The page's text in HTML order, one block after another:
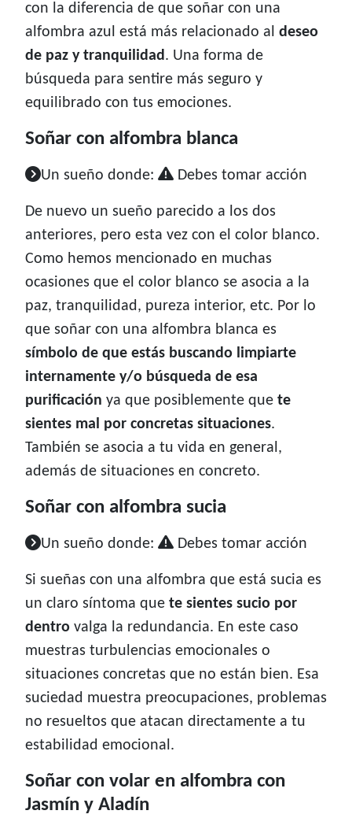
con la diferencia de que soñar con una
alfombra azul está más relacionado al deseo
de paz y tranquilidad. Una forma de
búsqueda para sentire más seguro y
equilibrado con tus emociones.
Soñar con alfombra blanca
Un sueño donde: Debes tomar acción
De nuevo un sueño parecido a los dos
anteriores, pero esta vez con el color blanco.
Como hemos mencionado en muchas
ocasiones que el color blanco se asocia a la
paz, tranquilidad, pureza interior, etc. Por lo
que soñar con una alfombra blanca es
símbolo de que estás buscando limpiarte
internamente y/o búsqueda de esa
purificación ya que posiblemente que te
sientes mal por concretas situaciones.
También se asocia a tu vida en general,
además de situaciones en concreto.
Soñar con alfombra sucia
Un sueño donde: Debes tomar acción
Si sueñas con una alfombra que está sucia es
un claro síntoma que te sientes sucio por
dentro valga la redundancia. En este caso
muestras turbulencias emocionales o
situaciones concretas que no están bien. Esa
suciedad muestra preocupaciones, problemas
no resueltos que atacan directamente a tu
estabilidad emocional.
Soñar con volar en alfombra con
Jasmín y Aladín